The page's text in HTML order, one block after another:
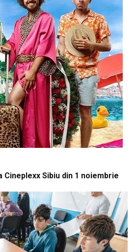
Cineplexx Sibiu din 1 noiembrie